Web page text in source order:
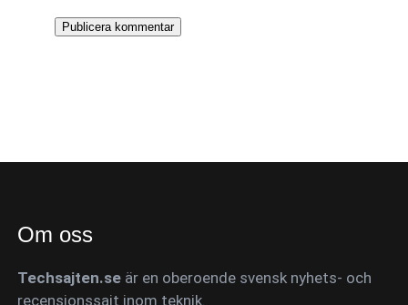
Om oss
Techsajten.se är en oberoende svensk nyhets- och
recensionssajt inom teknik.